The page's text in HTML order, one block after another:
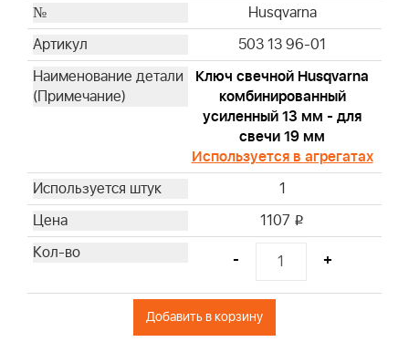
Briggs & Stratton
Briggs & Stratton
Briggs & Stratton
Briggs & Stratton
Briggs & Stratton
Briggs & Stratton
Briggs & Stratton
Briggs & Stratton
Briggs & Stratton
Briggs & Stratton
Briggs & Stratton
Briggs & Stratton
Briggs & Stratton
Husqvarna
503 13 96-01
Ключ свечной Husqvarna
комбинированный
усиленный 13 мм - для
свечи 19 мм
Используется в агрегатах
1
1107 i
- +
Добавить в корзину